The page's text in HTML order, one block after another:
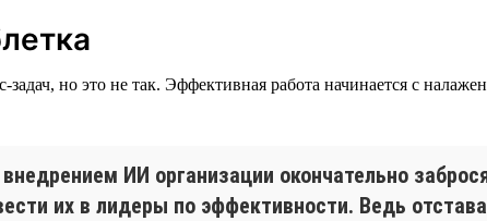
но это не так. Эффективная работа начинается с
ИИ организации окончательно
их в лидеры по эффективности. Ведь